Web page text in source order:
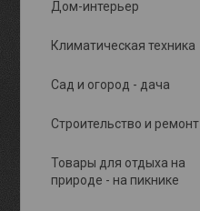
Дом-интерьер
Климатическая техника
Сад и огород - дача
Строительство и ремонт
Товары для отдыха на
природе - на пикнике